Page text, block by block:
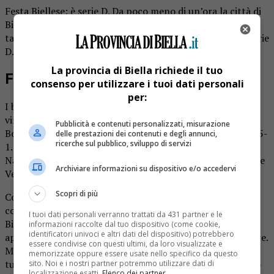
Festa Biellese: è serie D. Da poco meno di un’ora la città di
Biella è in festa per un risultato sportivo che mancava da
tanto, troppo tempo. La squadra di calcio fa ritorno in serie
D.
Festa Biellese
I bianconeri hanno fatto il loro dovere nel pomeriggio,
vincendo l’incontro casalingo contro l’Accademia
Borgomanero. Sul sintetico di Corso 53° Fanteria è finita 5-
1. Per i padroni di casa sono andati a segno bomber
Naamad con una doppietta, Bernardo, Colletta e il giovane
Velcani, prodotto del vivaio.
Contemporaneamente la Pro Eureka ha perso in trasferta
contro il Volpiano Pianese. Il vantaggio in classifica della
Biellese è così salito a dieci punti quando mancano
appunto quattro partite al termine della stagione regolare.
Ma la prossima settimana i torinesi dovranno osservare il
turno di riposo previsto dal calendario. E dunque il divario
La provincia di Biella richiede il tuo
consenso per utilizzare i tuoi dati personali
per:
Pubblicità e contenuti personalizzati, misurazione
delle prestazioni dei contenuti e degli annunci,
ricerche sul pubblico, sviluppo di servizi
Archiviare informazioni su dispositivo e/o accedervi
Scopri di più
I tuoi dati personali verranno trattati da 431 partner e le
informazioni raccolte dal tuo dispositivo (come cookie,
identificatori univoci e altri dati del dispositivo) potrebbero
essere condivise con questi ultimi, da loro visualizzate e
memorizzate oppure essere usate nello specifico da questo
sito. Noi e i nostri partner potremmo utilizzare dati di